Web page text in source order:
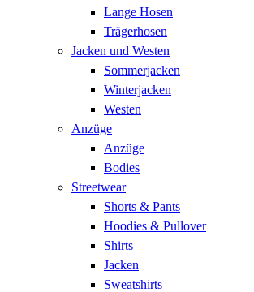
Lange Hosen
Trägerhosen
Jacken und Westen
Sommerjacken
Winterjacken
Westen
Anzüge
Anzüge
Bodies
Streetwear
Shorts & Pants
Hoodies & Pullover
Shirts
Jacken
Sweatshirts